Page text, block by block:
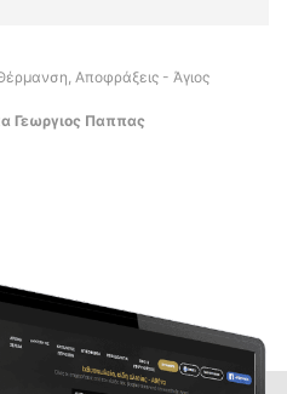
Αποφράξεις - Άγιος
Γεωργιος Παππας